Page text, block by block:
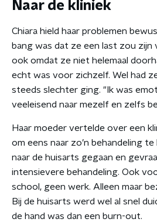
Naar de kliniek
Chiara hield haar problemen
bang was dat ze een last zou zijn
ook omdat ze niet helemaal
echt was voor zichzelf. Wel had
steeds slechter ging. "Ik was
veeleisend naar mezelf en zelfs
Haar moeder vertelde over een
om eens naar zo’n behandeling
naar de huisarts gegaan en
intensievere behandeling. Ook
school, geen werk. Alleen maar
Bij de huisarts werd wel al snel
de hand was dan een burn-out.